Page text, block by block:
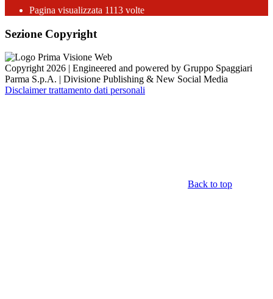
Pagina visualizzata 1113 volte
Sezione Copyright
Copyright 2026 | Engineered and powered by Gruppo Spaggiari
Parma S.p.A. | Divisione Publishing & New Social Media
Disclaimer trattamento dati personali
Back to top